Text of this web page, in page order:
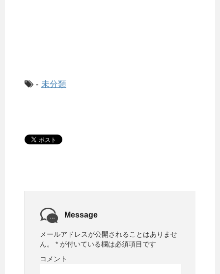
- 未分類
Message
メールアドレスが公開されることはありませ
ん。
* が付いている欄は必須項目です
コメント